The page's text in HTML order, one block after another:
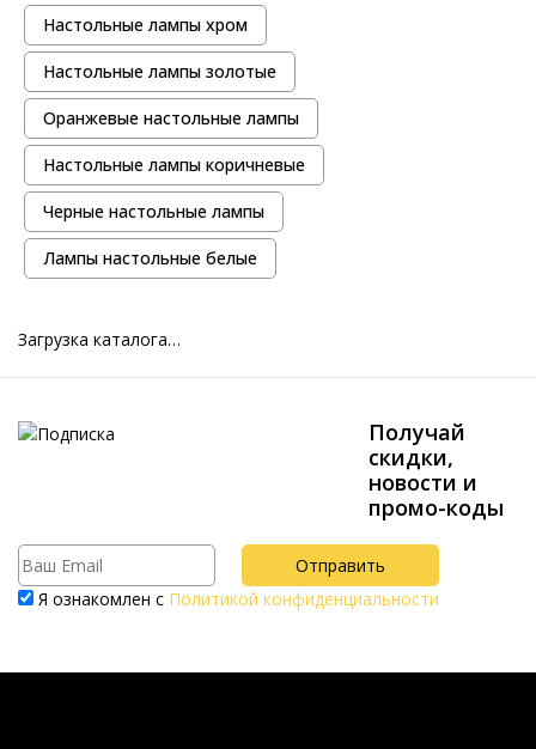
Настольные лампы хром
Настольные лампы золотые
Оранжевые настольные лампы
Настольные лампы коричневые
Черные настольные лампы
Лампы настольные белые
Загрузка каталога…
Получай
скидки,
новости и
промо-коды
Я ознакомлен с Политикой конфиденциальности